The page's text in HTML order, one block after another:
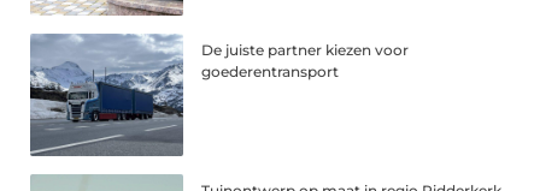
De juiste partner kiezen voor
goederentransport